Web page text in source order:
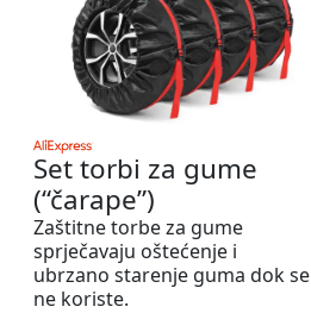
Set torbi za gume
(“čarape”)
Zaštitne torbe za gume
sprječavaju oštećenje i
ubrzano starenje guma dok se
ne koriste.